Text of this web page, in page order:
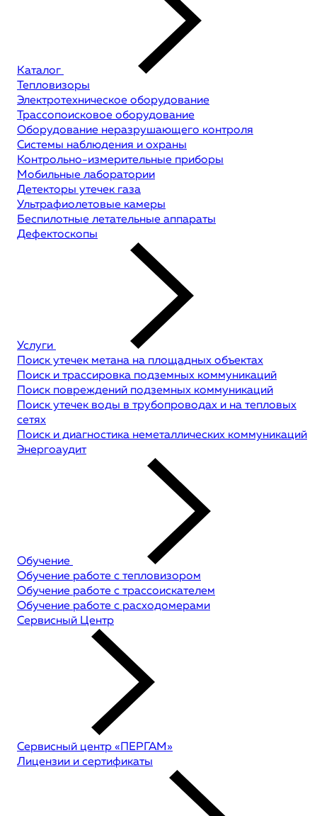
Каталог
Тепловизоры
Электротехническое оборудование
Трассопоисковое оборудование
Оборудование неразрушающего контроля
Системы наблюдения и охраны
Контрольно-измерительные приборы
Мобильные лаборатории
Детекторы утечек газа
Ультрафиолетовые камеры
Беспилотные летательные аппараты
Дефектоскопы
Услуги
Поиск утечек метана на площадных объектах
Поиск и трассировка подземных коммуникаций
Поиск повреждений подземных коммуникаций
Поиск утечек воды в трубопроводах и на тепловых
сетях
Поиск и диагностика неметаллических коммуникаций
Энергоаудит
Обучение
Обучение работе с тепловизором
Обучение работе с трассоискателем
Обучение работе с расходомерами
Сервисный Центр
Сервисный центр «ПЕРГАМ»
Лицензии и сертификаты